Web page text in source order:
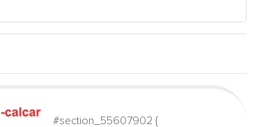
#section_55607902 {